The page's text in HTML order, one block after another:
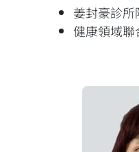
姜封豪診所
健康領域